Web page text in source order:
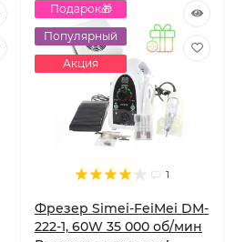
Подарок🎁
Популярный
Акция
1
Фрезер Simei-FeiMei DM-
222-1, 60W 35 000 об/мин